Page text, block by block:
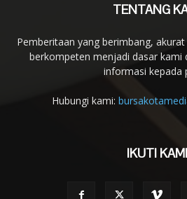
TENTANG
Pemberitaan yang berimbang,
berkompeten menjadi dasar kami
informasi kepada
Hubungi kami:
IKUTI KAMI